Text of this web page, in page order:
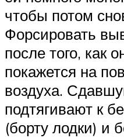
чтобы потом
Форсировать
после того, как
покажется на
воздуха.
подтягивают к
(борту лодки) и